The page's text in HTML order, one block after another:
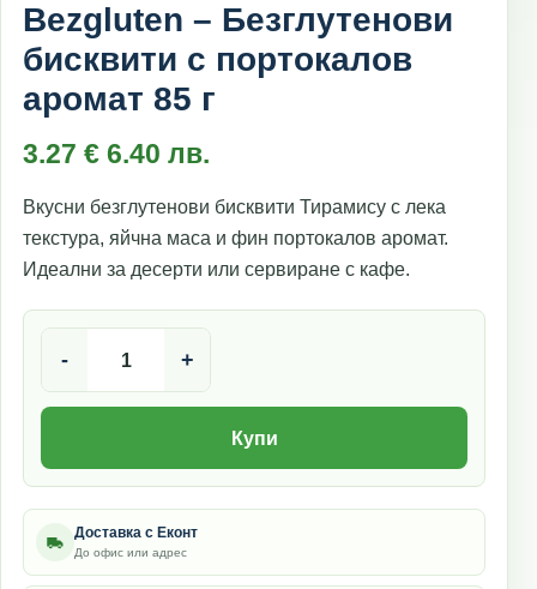
Bezgluten – Безглутенови
бисквити с портокалов
аромат 85 г
3.27 € 6.40 лв.
Вкусни безглутенови бисквити Тирамису с лека
текстура, яйчна маса и фин портокалов аромат.
Идеални за десерти или сервиране с кафе.
- +
Купи
Доставка с Еконт
До офис или адрес